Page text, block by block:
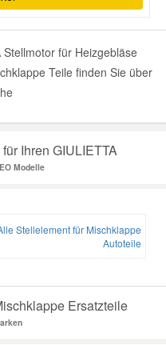
für Heizgebläse
Teile finden Sie über
Ihren GIULIETTA
Modelle
Stellelement für Mischklappe
Autoteile
Ersatzteile